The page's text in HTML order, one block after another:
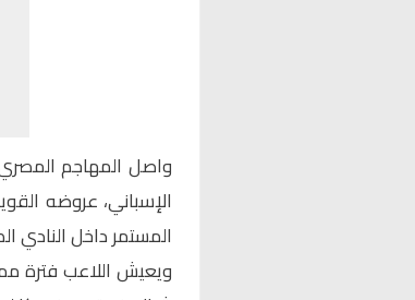
واصل المهاجم
الإسباني، عروضه
المستمر داخل النادي
ويعيش اللاعب فترة